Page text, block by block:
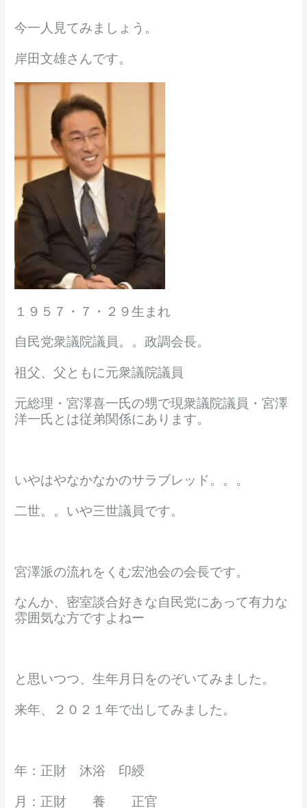
今一人見てみましょう。
岸田文雄さんです。
１９５７・７・２９生まれ
自民党衆議院議員。。政調会長。
祖父、父ともに元衆議院議員
元総理・宮澤喜一氏の甥で現衆議院議員・宮澤
洋一氏とは従弟関係にあります。
いやはやなかなかのサラブレッド。。。
二世。。いや三世議員です。
宮澤派の流れをくむ宏池会の会長です。
なんか、密室談合好きな自民党にあって有力な
雰囲気な方ですよねー
と思いつつ、生年月日をのぞいてみました。
来年、２０２１年で出してみました。
年：正財 沐浴 印綬
月：正財 養 正官